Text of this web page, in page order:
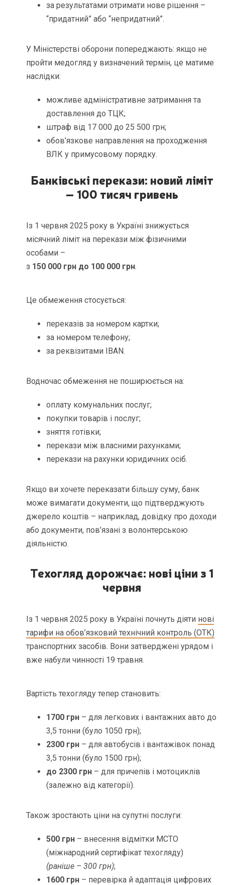
за результатами отримати нове рішення –
“придатний” або “непридатний”.
У Міністерстві оборони попереджають: якщо не
пройти медогляд у визначений термін, це матиме
наслідки:
можливе адміністративне затримання та
доставлення до ТЦК;
штраф від 17 000 до 25 500 грн;
обов’язкове направлення на проходження
ВЛК у примусовому порядку.
Банківські перекази: новий ліміт
– 100 тисяч гривень
Із 1 червня 2025 року в Україні знижується
місячний ліміт на перекази між фізичними
особами –
з 150 000 грн до 100 000 грн.
Це обмеження стосується:
переказів за номером картки;
за номером телефону;
за реквізитами IBAN.
Водночас обмеження не поширюється на:
оплату комунальних послуг;
покупки товарів і послуг;
зняття готівки;
перекази між власними рахунками;
перекази на рахунки юридичних осіб.
Якщо ви хочете переказати більшу суму, банк
може вимагати документи, що підтверджують
джерело коштів – наприклад, довідку про доходи
або документи, пов’язані з волонтерською
діяльністю.
Техогляд дорожчає: нові ціни з 1
червня
Із 1 червня 2025 року в Україні почнуть діяти нові
тарифи на обов’язковий технічний контроль (ОТК)
транспортних засобів. Вони затверджені урядом і
вже набули чинності 19 травня.
Вартість техогляду тепер становить:
1700 грн – для легкових і вантажних авто до
3,5 тонни (було 1050 грн);
2300 грн – для автобусів і вантажівок понад
3,5 тонни (було 1500 грн);
до 2300 грн – для причепів і мотоциклів
(залежно від категорії).
Також зростають ціни на супутні послуги:
500 грн – внесення відмітки МСТО
(міжнародний сертифікат техогляду)
(раніше – 300 грн);
1600 грн – перевірка й адаптація цифрових